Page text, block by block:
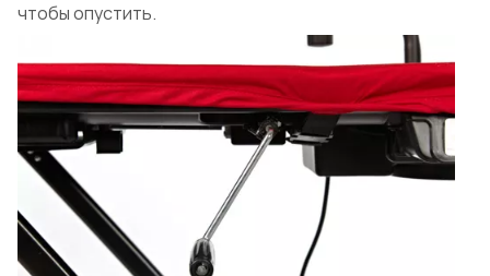
чтобы опустить.